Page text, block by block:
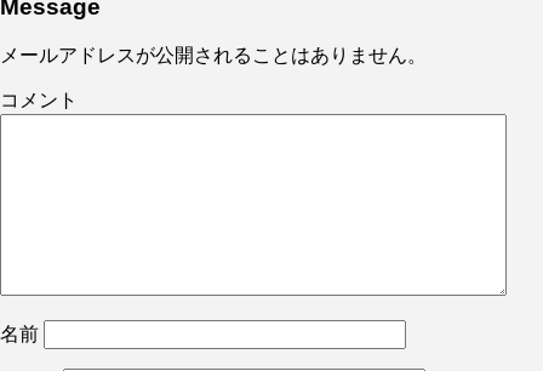
Message
メールアドレスが公開されることはありません。
コメント
名前